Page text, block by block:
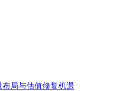
局与估值修复机遇